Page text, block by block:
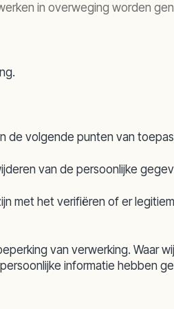
in overweging worden
de volgende punten van
van de persoonlijke
met het verifiëren of er
van verwerking. Waar
informatie hebben